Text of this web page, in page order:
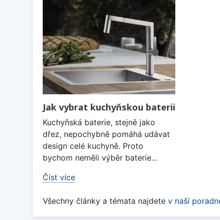
Jak vybrat kuchyňskou baterii
Kuchyňská baterie, stejně jako
dřez, nepochybně pomáhá udávat
design celé kuchyně. Proto
bychom neměli výběr baterie...
Číst více
Všechny články a témata najdete v naší